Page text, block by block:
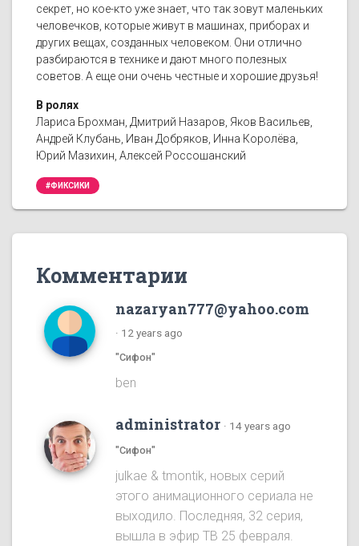
секрет, но кое-кто уже знает, что так зовут маленьких
человечков, которые живут в машинах, приборах и
других вещах, созданных человеком. Они отлично
разбираются в технике и дают много полезных
советов. А еще они очень честные и хорошие друзья!
В ролях
Лариса Брохман, Дмитрий Назаров, Яков Васильев,
Андрей Клубань, Иван Добряков, Инна Королёва,
Юрий Мазихин, Алексей Россошанский
#ФИКСИКИ
Комментарии
nazaryan777@yahoo.com
· 12 years ago
"Сифон"
ben
administrator · 14 years ago
"Сифон"
julkae & tmontik, новых серий
этого анимационного сериала не
выходило. Последняя, 32 серия,
вышла в эфир ТВ 25 февраля.